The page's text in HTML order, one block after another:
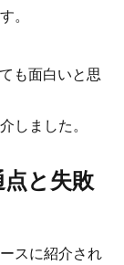
。
も面白いと思
しました。
と失敗
スに紹介され